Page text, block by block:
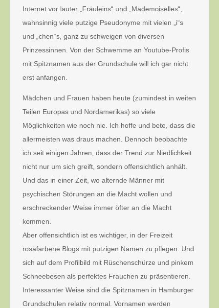
Internet vor lauter „Fräuleins“ und „Mademoiselles“,
wahnsinnig viele putzige Pseudonyme mit vielen „i“s
und „chen“s, ganz zu schweigen von diversen
Prinzessinnen. Von der Schwemme an Youtube-Profis
mit Spitznamen aus der Grundschule will ich gar nicht
erst anfangen.
Mädchen und Frauen haben heute (zumindest in weiten
Teilen Europas und Nordamerikas) so viele
Möglichkeiten wie noch nie. Ich hoffe und bete, dass die
allermeisten was draus machen. Dennoch beobachte
ich seit einigen Jahren, dass der Trend zur Niedlichkeit
nicht nur um sich greift, sondern offensichtlich anhält.
Und das in einer Zeit, wo alternde Männer mit
psychischen Störungen an die Macht wollen und
erschreckender Weise immer öfter an die Macht
kommen.
Aber offensichtlich ist es wichtiger, in der Freizeit
rosafarbene Blogs mit putzigen Namen zu pflegen. Und
sich auf dem Profilbild mit Rüschenschürze und pinkem
Schneebesen als perfektes Frauchen zu präsentieren.
Interessanter Weise sind die Spitznamen in Hamburger
Grundschulen relativ normal. Vornamen werden